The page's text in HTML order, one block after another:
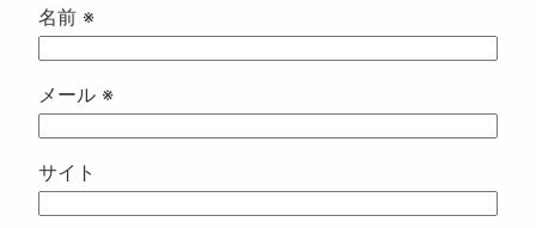
名前 ※
メール ※
サイト